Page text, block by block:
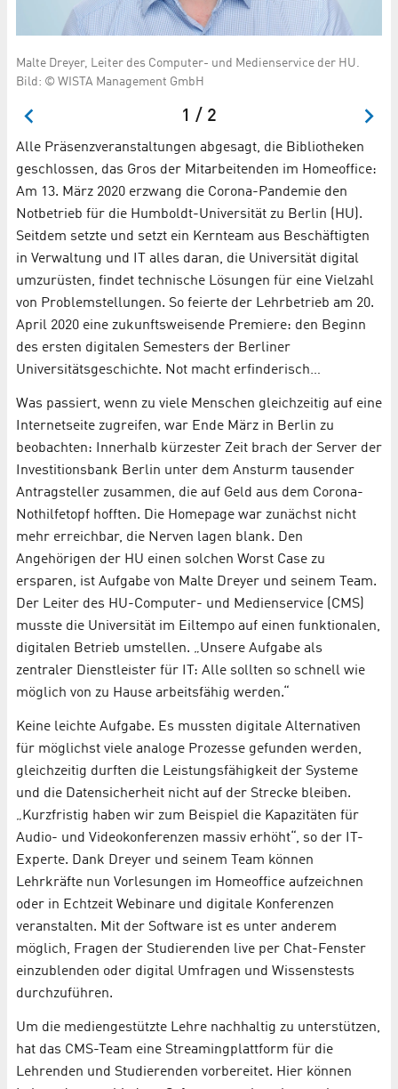
Malte Dreyer, Leiter des Computer- und Medienservice der HU.
Bild: © WISTA Management GmbH
1 / 2
Alle Präsenzveranstaltungen abgesagt, die Bibliotheken
geschlossen, das Gros der Mitarbeitenden im Homeoffice:
Am 13. März 2020 erzwang die Corona-Pandemie den
Notbetrieb für die Humboldt-Universität zu Berlin (HU).
Seitdem setzte und setzt ein Kernteam aus Beschäftigten
in Verwaltung und IT alles daran, die Universität digital
umzurüsten, findet technische Lösungen für eine Vielzahl
von Problemstellungen. So feierte der Lehrbetrieb am 20.
April 2020 eine zukunftsweisende Premiere: den Beginn
des ersten digitalen Semesters der Berliner
Universitätsgeschichte. Not macht erfinderisch…
Was passiert, wenn zu viele Menschen gleichzeitig auf eine
Internetseite zugreifen, war Ende März in Berlin zu
beobachten: Innerhalb kürzester Zeit brach der Server der
Investitionsbank Berlin unter dem Ansturm tausender
Antragsteller zusammen, die auf Geld aus dem Corona-
Nothilfetopf hofften. Die Homepage war zunächst nicht
mehr erreichbar, die Nerven lagen blank. Den
Angehörigen der HU einen solchen Worst Case zu
ersparen, ist Aufgabe von Malte Dreyer und seinem Team.
Der Leiter des HU-Computer- und Medienservice (CMS)
musste die Universität im Eiltempo auf einen funktionalen,
digitalen Betrieb umstellen. „Unsere Aufgabe als
zentraler Dienstleister für IT: Alle sollten so schnell wie
möglich von zu Hause arbeitsfähig werden.“
Keine leichte Aufgabe. Es mussten digitale Alternativen
für möglichst viele analoge Prozesse gefunden werden,
gleichzeitig durften die Leistungsfähigkeit der Systeme
und die Datensicherheit nicht auf der Strecke bleiben.
„Kurzfristig haben wir zum Beispiel die Kapazitäten für
Audio- und Videokonferenzen massiv erhöht“, so der IT-
Experte. Dank Dreyer und seinem Team können
Lehrkräfte nun Vorlesungen im Homeoffice aufzeichnen
oder in Echtzeit Webinare und digitale Konferenzen
veranstalten. Mit der Software ist es unter anderem
möglich, Fragen der Studierenden live per Chat-Fenster
einzublenden oder digital Umfragen und Wissenstests
durchzuführen.
Um die mediengestützte Lehre nachhaltig zu unterstützen,
hat das CMS-Team eine Streamingplattform für die
Lehrenden und Studierenden vorbereitet. Hier können